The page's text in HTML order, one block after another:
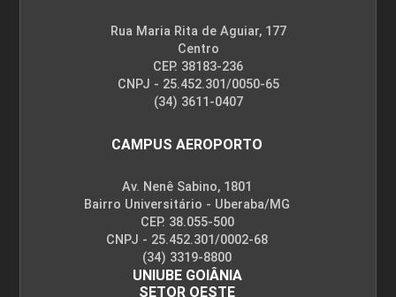
Rua Maria Rita de Aguiar, 177
Centro
CEP. 38183-236
CNPJ - 25.452.301/0050-65
(34) 3611-0407
CAMPUS AEROPORTO
Av. Nenê Sabino, 1801
Bairro Universitário - Uberaba/MG
CEP. 38.055-500
CNPJ - 25.452.301/0002-68
(34) 3319-8800
UNIUBE GOIÂNIA
SETOR OESTE